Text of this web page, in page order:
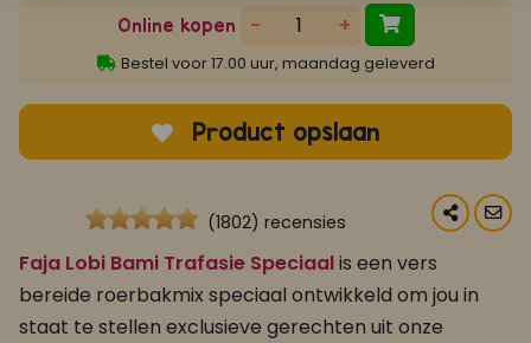
Online kopen - +
Bestel voor 17.00 uur, maandag geleverd
Product opslaan
(1802) recensies
Faja Lobi Bami Trafasie Speciaalis een vers
bereide roerbakmix speciaal ontwikkeld om jou in
staat te stellen exclusieve gerechten uit onze